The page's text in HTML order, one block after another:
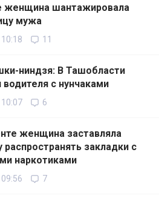
женщина шантажировала
мужа
11
ниндзя: В Ташобласти
водителя с нунчаками
6
женщина заставляла
распространять закладки с
наркотиками
7